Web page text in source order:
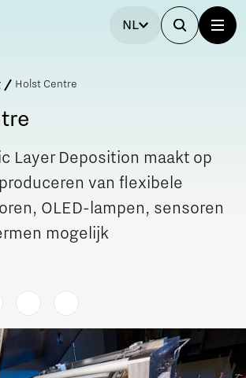
NL
Holst Centre
Layer Deposition maakt op
van flexibele
OLED-lampen, sensoren
mogelijk